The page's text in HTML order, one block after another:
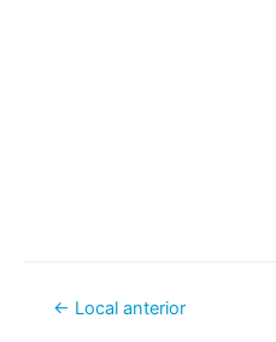
Navegación
← Local anterior